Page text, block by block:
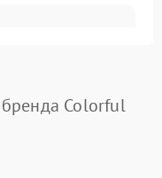
бренда Colorful